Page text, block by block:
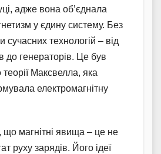
адже вона об’єднала
у єдину систему. Без
сучасних технологій – від
до генераторів. Це був
Максвелла, яка
електромагнітну
магнітні явища – це не
руху зарядів. Його ідеї